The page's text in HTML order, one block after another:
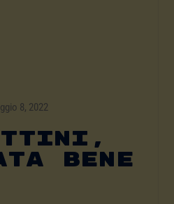
8, 2022
BENE